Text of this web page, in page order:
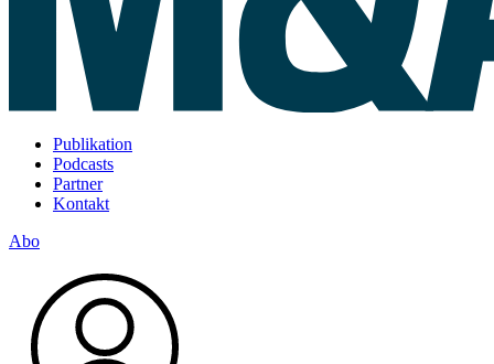
Publikation
Podcasts
Partner
Kontakt
Abo